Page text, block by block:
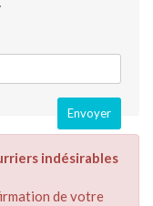
indésirables
de votre